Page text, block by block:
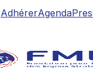
AdhérerAgenda